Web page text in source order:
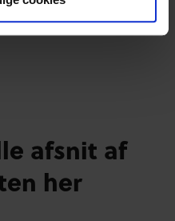
eller se som video
afsnit af
her